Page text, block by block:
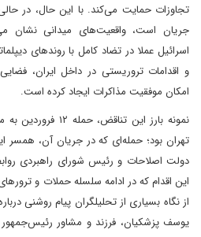
تجاوزات حمایت می‌کند. با این حال، در
جریان است، واقعیت‌های میدانی نشان
اسرائیل عملا در تضاد کامل با روندهای
و اقدامات تروریستی در داخل ایران،
امکان موفقیت مذاکرات ایجاد کرده است.
نمونه بارز این
تهران بود؛ حمله‌ای که در جریان آن، همسر
دولت اصلاحات و رئیس شورای راهبردی
این اقدام که در ادامه سلسله حملات و
از نگاه بسیاری از تحلیلگران پیام روشنی
یوسف پزشکیان، فرزند و مشاور رئیس‌جمهور